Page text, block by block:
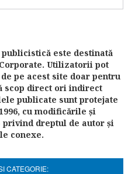
este destinată
Utilizatorii pot
pe acest site doar pentru
scop direct ori indirect
publicate sunt protejate
cu modificările şi
dreptul de autor şi
conexe.
CATEGORIE: